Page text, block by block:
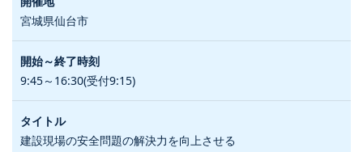
宮城県仙台市
9:45～16:30(受付9:15)
建設現場の安全問題の解決力を向上させる